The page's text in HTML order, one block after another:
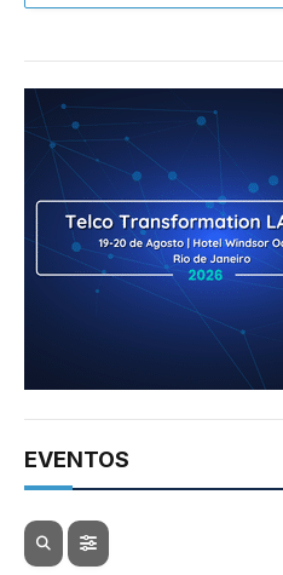
EVENTOS